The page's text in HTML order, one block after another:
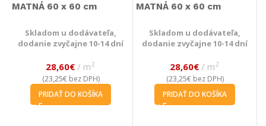
MATNÁ 60 x 60 cm
Skladom u dodávateľa,
dodanie zvyčajne 10-14 dní
28,60€ m2
(23,25€bez DPH)
PRIDAŤ DO KOŠÍKA
MATNÁ 60 x 60 cm
Skladom u dodávateľa,
dodanie zvyčajne 10-14 dní
28,60€ m2
(23,25€bez DPH)
PRIDAŤ DO KOŠÍKA